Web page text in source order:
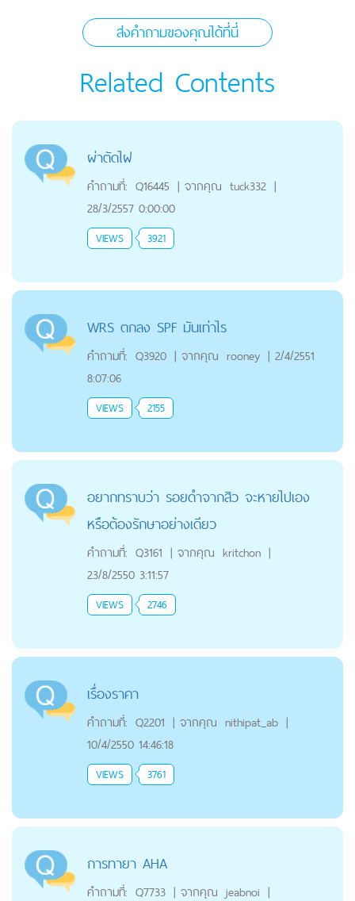
ส่งคำถามของคุณได้ที่นี่
Related Contents
ผ่าตัดไฝ
คำถามที่: Q16445 | จากคุณ tuck332 |
28/3/2557 0:00:00
VIEWS 3921
WRS ตกลง SPF มันเท่าไร
คำถามที่: Q3920 | จากคุณ rooney | 2/4/2551
8:07:06
VIEWS 2155
อยากทราบว่า รอยดำจากสิว จะหายไปเอง
หรือต้องรักษาอย่างเดียว
คำถามที่: Q3161 | จากคุณ kritchon |
23/8/2550 3:11:57
VIEWS 2746
เรื่องราคา
คำถามที่: Q2201 | จากคุณ nithipat_ab |
10/4/2550 14:46:18
VIEWS 3761
การทายา AHA
คำถามที่: Q7733 | จากคุณ jeabnoi |